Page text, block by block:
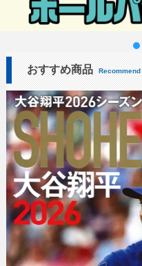
おすすめ商品 Recommend